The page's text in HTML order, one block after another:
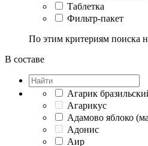
Таблетка
Фильтр-пакет
По этим критериям поиска
В составе
Агарик
Агарикус
Адамово яблоко
Адонис
Аир